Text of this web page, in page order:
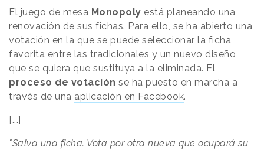
El juego de mesa Monopoly está planeando una
renovación de sus fichas. Para ello, se ha abierto una
votación en la que se puede seleccionar la ficha
favorita entre las tradicionales y un nuevo diseño
que se quiera que sustituya a la eliminada. El
proceso de votación se ha puesto en marcha a
través de una aplicación en Facebook.
[...]
"Salva una ficha. Vota por otra nueva que ocupará su